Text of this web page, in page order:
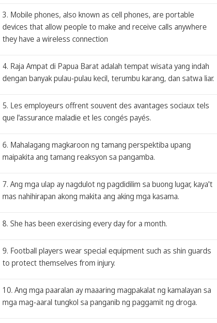
3. Mobile phones, also known as cell phones, are portable
devices that allow people to make and receive calls anywhere
they have a wireless connection
4. Raja Ampat di Papua Barat adalah tempat wisata yang indah
dengan banyak pulau-pulau kecil, terumbu karang, dan satwa liar.
5. Les employeurs offrent souvent des avantages sociaux tels
que l'assurance maladie et les congés payés.
6. Mahalagang magkaroon ng tamang perspektiba upang
maipakita ang tamang reaksyon sa pangamba.
7. Ang mga ulap ay nagdulot ng pagdidilim sa buong lugar, kaya't
mas nahihirapan akong makita ang aking mga kasama.
8. She has been exercising every day for a month.
9. Football players wear special equipment such as shin guards
to protect themselves from injury.
10. Ang mga paaralan ay maaaring magpakalat ng kamalayan sa
mga mag-aaral tungkol sa panganib ng paggamit ng droga.